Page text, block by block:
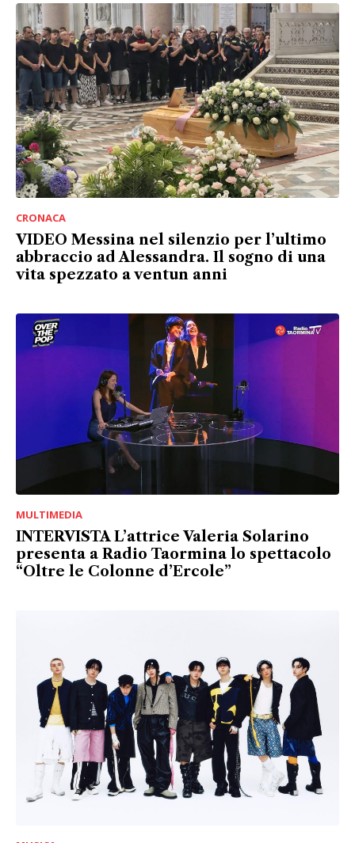
CRONACA
VIDEO Messina nel silenzio per l’ultimo
abbraccio ad Alessandra. Il sogno di una
vita spezzato a ventun anni
MULTIMEDIA
INTERVISTA L’attrice Valeria Solarino
presenta a Radio Taormina lo spettacolo
“Oltre le Colonne d’Ercole”